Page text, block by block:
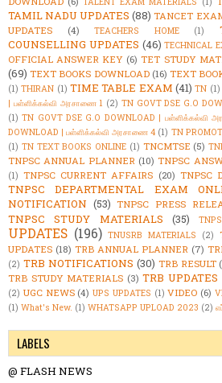
TAMIL NADU UPDATES (88) TANCET
UPDATES
(4) TEACHERS HOME (1)
COUNSELLING UPDATES (46) TECHNICAL
OFFICIAL ANSWER KEY (6) TET STUDY
(69) TEXT BOOKS DOWNLOAD (16) TEXT
(1) THIRAN (1) TIME TABLE EXAM (41) TN (1)
| பள்ளிக்கல்வி அரசாணை 1 (2) TN GOVT DSE G.O
(1) TN GOVT DSE G.O DOWNLOAD | பள்ளிக்கல்வி
DOWNLOAD | பள்ளிக்கல்வி அரசாணை 4 (1) TN
(1) TN TEXT BOOKS ONLINE (1) TNCMTSE (5)
TNPSC ANNUAL PLANNER (10) TNPSC
(1) TNPSC CURRENT AFFAIRS (20) TNPSC
TNPSC DEPARTMENTAL EXAM
NOTIFICATION (53) TNPSC PRESS
TNPSC STUDY MATERIALS (35)
UPDATES (196) TNUSRB MATERIALS (2)
UPDATES (18) TRB ANNUAL PLANNER (7)
(2) TRB NOTIFICATIONS (30) TRB RESULT
TRB STUDY MATERIALS (3) TRB UPDATES
(2) UGC NEWS (4) UPS UPDATES (1) VIDEO (6)
(1) What's New. (1) WHATSAPP UPLOAD 2023 (2)
LABELS
@ FLASH NEWS